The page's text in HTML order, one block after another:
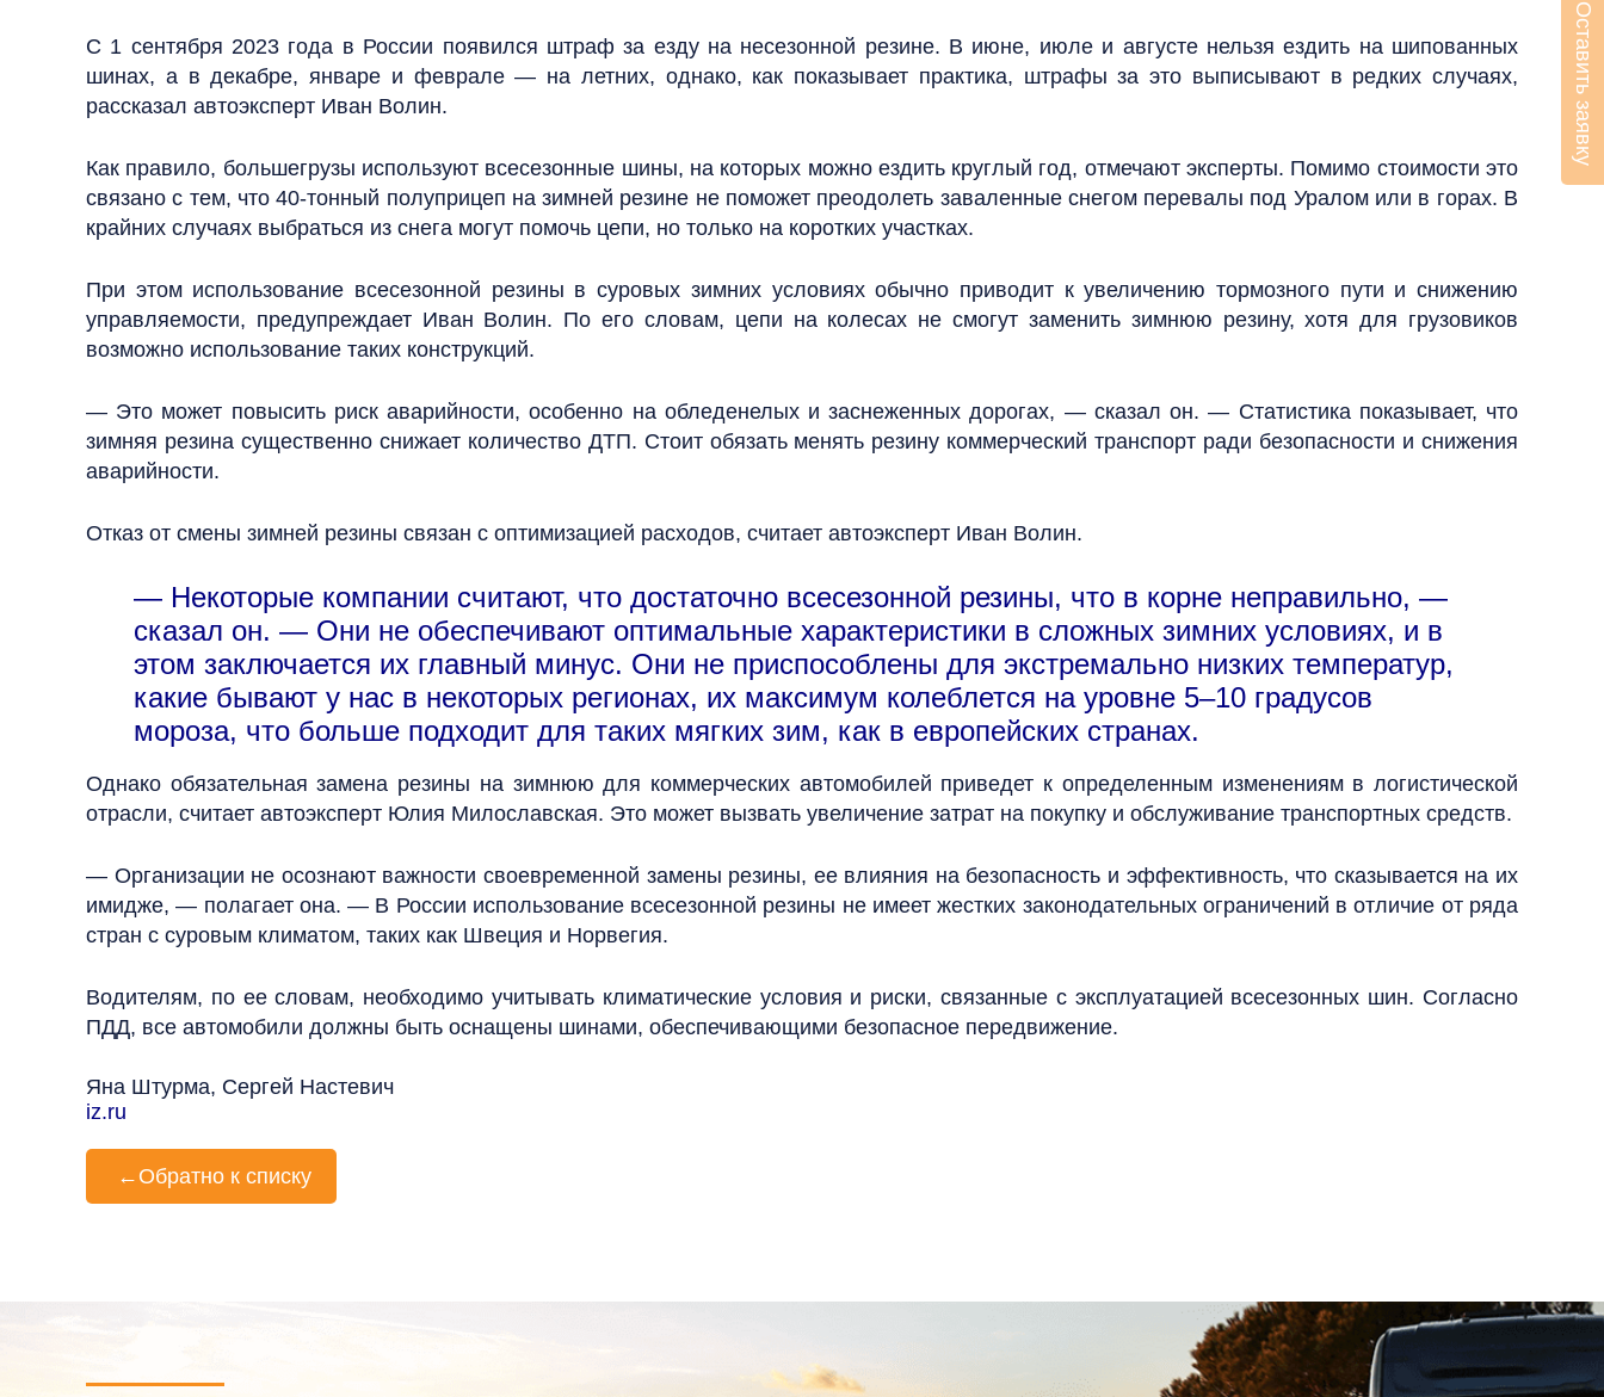
С 1 сентября 2023 года в России появился штраф за езду на несезонной резине. В июне, июле и августе нельзя ездить на шипованных
шинах, а в декабре, январе и феврале — на летних, однако, как показывает практика, штрафы за это выписывают в редких случаях,
рассказал автоэксперт Иван Волин.
Как правило, большегрузы используют всесезонные шины, на которых можно ездить круглый год, отмечают эксперты. Помимо стоимости это
связано с тем, что 40-тонный полуприцеп на зимней резине не поможет преодолеть заваленные снегом перевалы под Уралом или в горах. В
крайних случаях выбраться из снега могут помочь цепи, но только на коротких участках.
При этом использование всесезонной резины в суровых зимних условиях обычно приводит к увеличению тормозного пути и снижению
управляемости, предупреждает Иван Волин. По его словам, цепи на колесах не смогут заменить зимнюю резину, хотя для грузовиков
возможно использование таких конструкций.
— Это может повысить риск аварийности, особенно на обледенелых и заснеженных дорогах, — сказал он. — Статистика показывает, что
зимняя резина существенно снижает количество ДТП. Стоит обязать менять резину коммерческий транспорт ради безопасности и снижения
аварийности.
Отказ от смены зимней резины связан с оптимизацией расходов, считает автоэксперт Иван Волин.
— Некоторые компании считают, что достаточно всесезонной резины, что в корне неправильно, —
сказал он. — Они не обеспечивают оптимальные характеристики в сложных зимних условиях, и в
этом заключается их главный минус. Они не приспособлены для экстремально низких температур,
какие бывают у нас в некоторых регионах, их максимум колеблется на уровне 5–10 градусов
мороза, что больше подходит для таких мягких зим, как в европейских странах.
Однако обязательная замена резины на зимнюю для коммерческих автомобилей приведет к определенным изменениям в логистической
отрасли, считает автоэксперт Юлия Милославская. Это может вызвать увеличение затрат на покупку и обслуживание транспортных средств.
— Организации не осознают важности своевременной замены резины, ее влияния на безопасность и эффективность, что сказывается на их
имидже, — полагает она. — В России использование всесезонной резины не имеет жестких законодательных ограничений в отличие от ряда
стран с суровым климатом, таких как Швеция и Норвегия.
Водителям, по ее словам, необходимо учитывать климатические условия и риски, связанные с эксплуатацией всесезонных шин. Согласно
ПДД, все автомобили должны быть оснащены шинами, обеспечивающими безопасное передвижение.
Яна Штурма, Сергей Настевич
iz.ru
← Обратно к списку
Оставить заявку